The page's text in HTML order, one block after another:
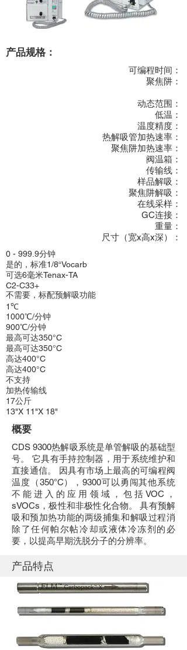
产品规格：
可编程时间：
聚焦阱：
动态范围：
低温：
温度精度：
热解吸管加热速率：
聚焦阱加热速率：
阀温箱：
传输线：
样品解吸：
聚焦阱解吸：
在线采样：
GC连接：
重量：
尺寸（宽x高x深）：
0 - 999.9分钟
是的，标准1/8“Vocarb
可选6毫米Tenax-TA
C2-C33+
不需要，标配预解吸功能
1℃
1000℃/分钟
900℃/分钟
最高可达350°C
最高可达350°C
高达400°C
高达400°C
不支持
加热传输线
17公斤
13"X 11"X 18"
概要
CDS 9300热解吸系统是单管解吸的基础型
号。 它具有手持控制器，用于系统维护和
直接通信。 因具有市场上最高的可编程阀
温度（350°C），9300可以勇闯其他系统
不能进入的应用领域，包括VOC，
sVOCs，极性和非极性化合物。 具有预解
吸和预加热功能的两级捕集和解吸过程消
除了任何帕尔帖冷却或液体冷冻剂的必
要，以提高早期洗脱分子的分辨率。
产品特点